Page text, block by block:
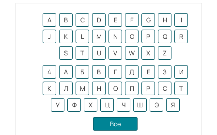
A B C D E F G H
I
J
K L M N O P Q
R
S
T U V W X Z
4 А Б В Г Д Е З
И
К
Л М Н О П Р С
Т
У
Ф Х Ц Ч Ш Э Я
Все